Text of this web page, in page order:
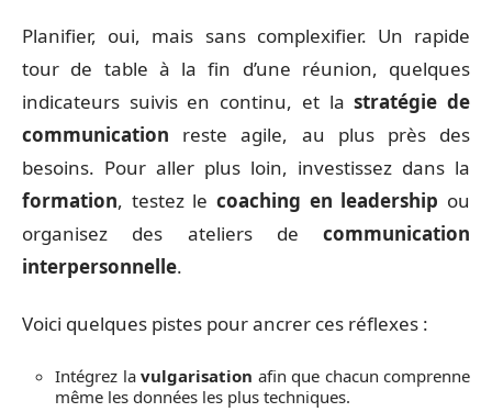
Planifier, oui, mais sans complexifier. Un rapide
tour de table à la fin d’une réunion, quelques
indicateurs suivis en continu, et lastratégie de
communication reste agile, au plus près des
besoins. Pour aller plus loin, investissez dans la
formation, testez le coaching en leadership ou
organisez des ateliers de communication
interpersonnelle.
Voici quelques pistes pour ancrer ces réflexes :
Intégrez la vulgarisation afin que chacun comprenne
même les données les plus techniques.